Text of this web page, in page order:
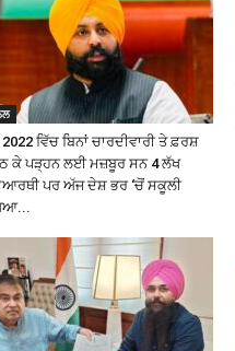
ਵਿੱਚ ਬਿਨਾਂ ਚਾਰਦੀਵਾਰੀ ਤੇ ਫ਼ਰਸ਼
ਕੇ ਪੜ੍ਹਨ ਲਈ ਮਜ਼ਬੂਰ ਸਨ 4 ਲੱਖ
ਪਰ ਅੱਜ ਦੇਸ਼ ਭਰ ‘ਚੋਂ ਸਕੂਲੀ